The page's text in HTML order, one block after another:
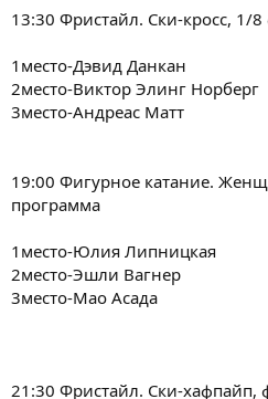
13:30 Фристайл. Ски-кросс,
1место-Дэвид Данкан
2место-Виктор Элинг Норберг
3место-Андреас Матт
19:00 Фигурное катание.
программа
1место-Юлия Липницкая
2место-Эшли Вагнер
3место-Мао Асада
21:30 Фристайл. Ски-